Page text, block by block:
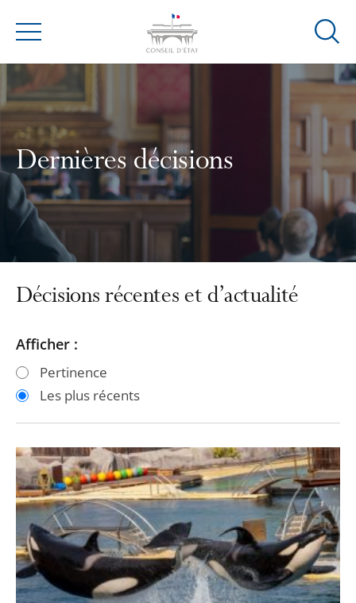
Menu
Ouvrir
Dernières décisions
Décisions récentes et d’actualité
Passer
les
filtres
après
Passer
les
filtres
avant
Afficher :
Pertinence
Les plus récents
Cétacés
en
captivité
la
législation
actuelle